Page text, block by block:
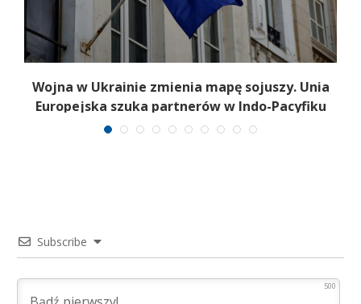
Wojna w Ukrainie zmienia mapę sojuszy. Unia
Europejska szuka partnerów w Indo-Pacyfiku
Subscribe
500